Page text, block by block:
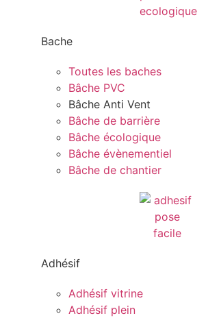
Bache
Toutes les baches
Bâche PVC
Bâche Anti Vent
Bâche de barrière
Bâche écologique
Bâche évènementiel
Bâche de chantier
Adhésif
Adhésif vitrine
Adhésif plein